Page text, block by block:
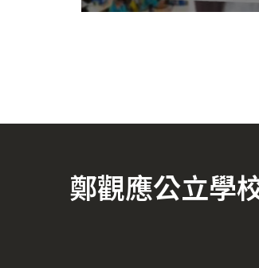
鄭觀應公立學